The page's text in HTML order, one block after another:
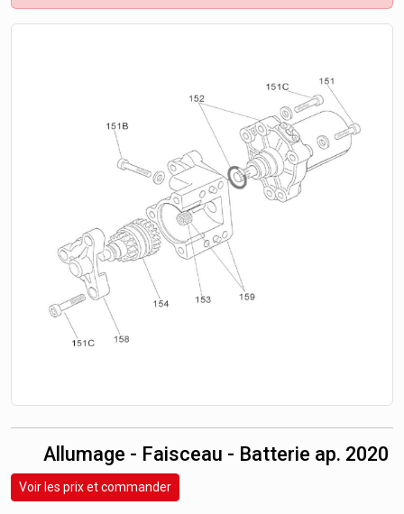
Allumage - Faisceau - Batterie ap. 2020
Voir les prix et commander